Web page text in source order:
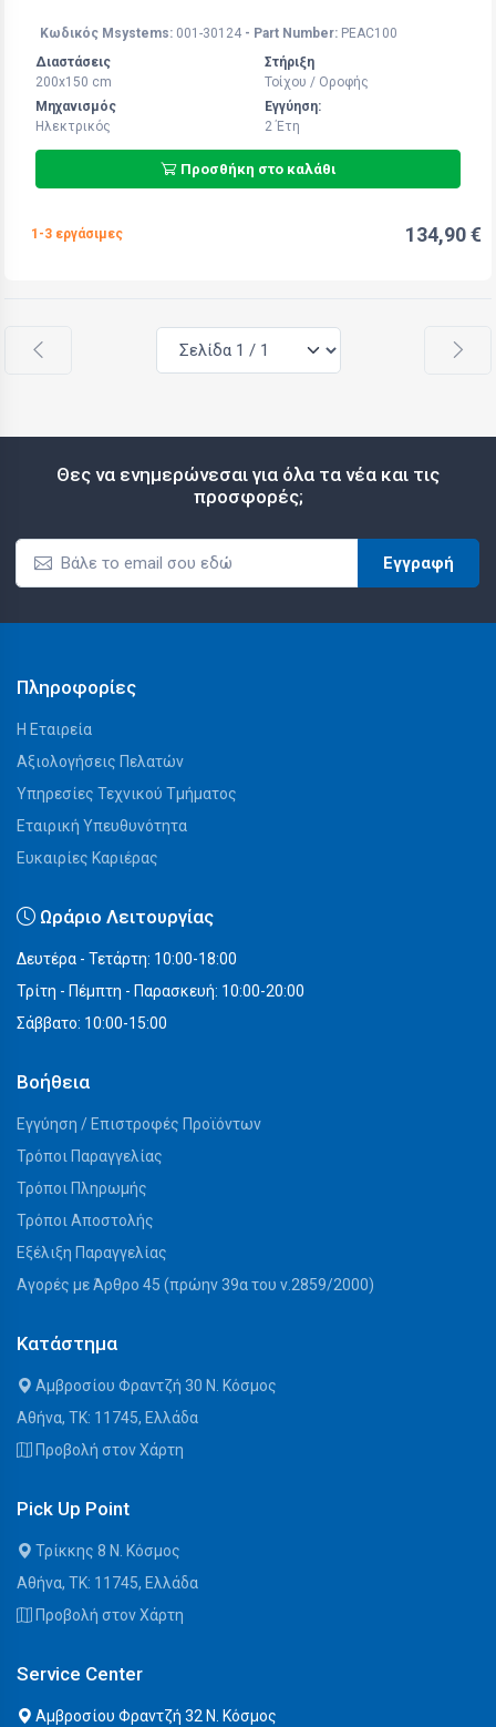
Κωδικός Msystems: 001-30124 - Part Number: PEAC100
Διαστάσεις
200x150 cm
Στήριξη
Τοίχου / Οροφής
Μηχανισμός
Ηλεκτρικός
Εγγύηση:
2 Έτη
Προσθήκη στο καλάθι
1-3 εργάσιμες 134,90 €
Θες να ενημερώνεσαι για όλα τα νέα και τις
προσφορές;
Εγγραφή
Πληροφορίες
Η Εταιρεία
Αξιολογήσεις Πελατών
Υπηρεσίες Τεχνικού Τμήματος
Εταιρική Υπευθυνότητα
Ευκαιρίες Καριέρας
Ωράριο Λειτουργίας
Δευτέρα - Τετάρτη: 10:00-18:00
Τρίτη - Πέμπτη - Παρασκευή: 10:00-20:00
Σάββατο: 10:00-15:00
Βοήθεια
Εγγύηση / Επιστροφές Προϊόντων
Τρόποι Παραγγελίας
Τρόποι Πληρωμής
Τρόποι Αποστολής
Εξέλιξη Παραγγελίας
Αγορές με Άρθρο 45 (πρώην 39α του ν.2859/2000)
Κατάστημα
Αμβροσίου Φραντζή 30 Ν. Κόσμος
Αθήνα, ΤΚ: 11745, Ελλάδα
Προβολή στον Χάρτη
Pick Up Point
Τρίκκης 8 Ν. Κόσμος
Αθήνα, ΤΚ: 11745, Ελλάδα
Προβολή στον Χάρτη
Service Center
Αμβροσίου Φραντζή 32 Ν. Κόσμος